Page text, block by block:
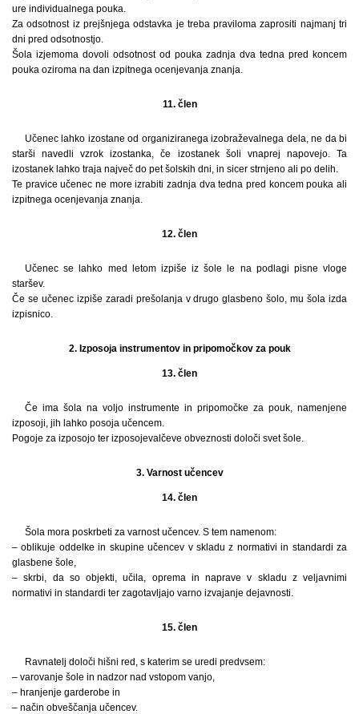
ure individualnega pouka.
Za odsotnost iz prejšnjega odstavka je treba praviloma zaprositi najmanj tri
dni pred odsotnostjo.
Šola izjemoma dovoli odsotnost od pouka zadnja dva tedna pred koncem
pouka oziroma na dan izpitnega ocenjevanja znanja.
11. člen
Učenec lahko izostane od organiziranega izobraževalnega dela, ne da bi
starši navedli vzrok izostanka, če izostanek šoli vnaprej napovejo. Ta
izostanek lahko traja največ do pet šolskih dni, in sicer strnjeno ali po delih.
Te pravice učenec ne more izrabiti zadnja dva tedna pred koncem pouka ali
izpitnega ocenjevanja znanja.
12. člen
Učenec se lahko med letom izpiše iz šole le na podlagi pisne vloge
staršev.
Če se učenec izpiše zaradi prešolanja v drugo glasbeno šolo, mu šola izda
izpisnico.
2. Izposoja instrumentov in pripomočkov za pouk
13. člen
Če ima šola na voljo instrumente in pripomočke za pouk, namenjene
izposoji, jih lahko posoja učencem.
Pogoje za izposojo ter izposojevalčeve obveznosti določi svet šole.
3. Varnost učencev
14. člen
Šola mora poskrbeti za varnost učencev. S tem namenom:
– oblikuje oddelke in skupine učencev v skladu z normativi in standardi za
glasbene šole,
– skrbi, da so objekti, učila, oprema in naprave v skladu z veljavnimi
normativi in standardi ter zagotavljajo varno izvajanje dejavnosti.
15. člen
Ravnatelj določi hišni red, s katerim se uredi predvsem:
– varovanje šole in nadzor nad vstopom vanjo,
– hranjenje garderobe in
– način obveščanja učencev.